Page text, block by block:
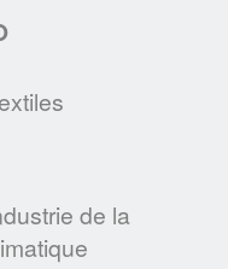
FAIT PEAU
de
la
de la